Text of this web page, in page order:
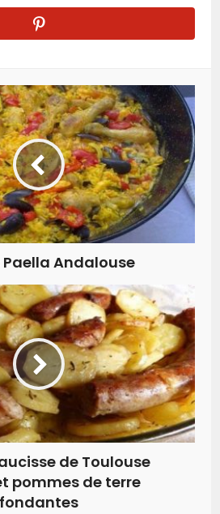
Paella Andalouse
de Toulouse
pommes de terre
fondantes